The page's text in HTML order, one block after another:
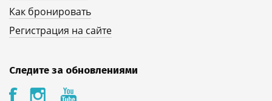
Как бронировать
Регистрация на сайте
Следите за обновлениями